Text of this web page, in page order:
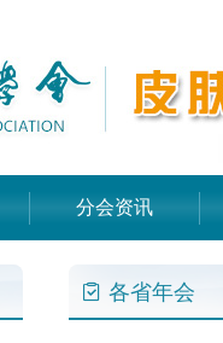
分会资讯
各省年会